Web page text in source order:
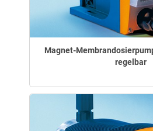
Magnet-
regelbar